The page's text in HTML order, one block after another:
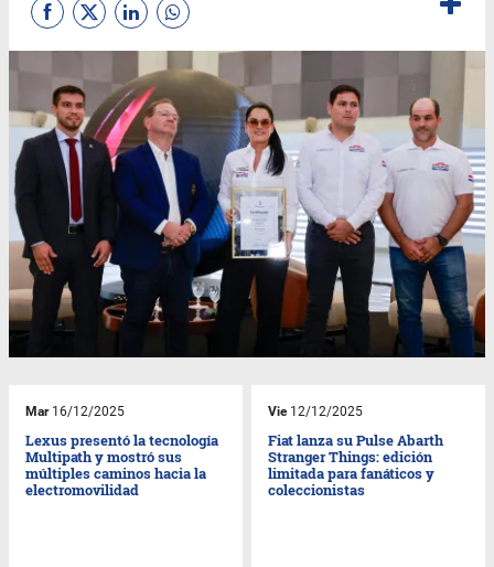
Mar16/12/2025
Lexus presentó la tecnología
Multipath y mostró sus
múltiples caminos hacia la
electromovilidad
Vie12/12/2025
Fiat lanza su Pulse Abarth
Stranger Things: edición
limitada para fanáticos y
coleccionistas